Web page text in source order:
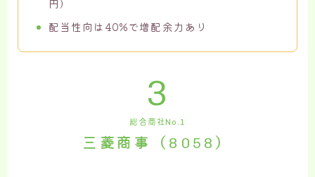
円）
配当性向は40%で増配余力あり
3
総合商社No.1
三菱商事（8058）